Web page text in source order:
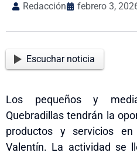
Redacción febrero 3,
Escuchar noticia
Los pequeños y
Quebradillas tendrán la
productos y servicios
Valentín. La actividad se